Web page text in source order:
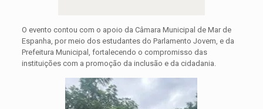
O evento contou com o apoio da Câmara Municipal de Mar de
Espanha, por meio dos estudantes do Parlamento Jovem, e da
Prefeitura Municipal, fortalecendo o compromisso das
instituições com a promoção da inclusão e da cidadania.